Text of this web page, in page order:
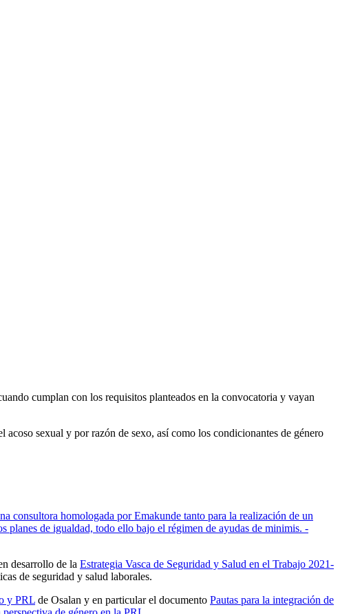
cumplan con los requisitos planteados en la convocatoria y vayan
sexual y por razón de sexo, así como los condicionantes de género
consultora homologada por Emakunde tanto para la realización de un
planes de igualdad, todo ello bajo el régimen de ayudas de minimis. -
desarrollo de la Estrategia Vasca de Seguridad y Salud en el Trabajo 2021-
de seguridad y salud laborales.
y PRL de Osalan y en particular el documento Pautas para la integración de